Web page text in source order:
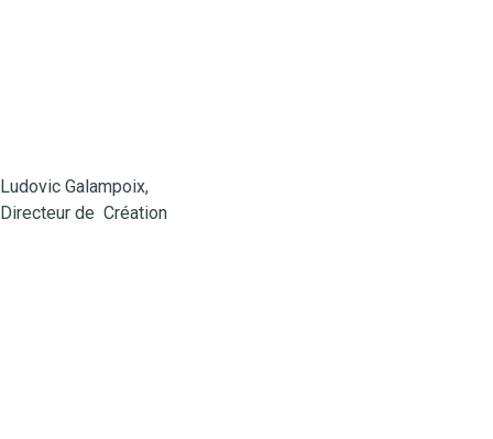
Ludovic Galampoix,
Directeur de Création